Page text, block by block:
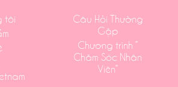
tôi
Câu Hỏi Thường
Gặp
Chương trình ”
Chăm Sóc Nhân
Viên”